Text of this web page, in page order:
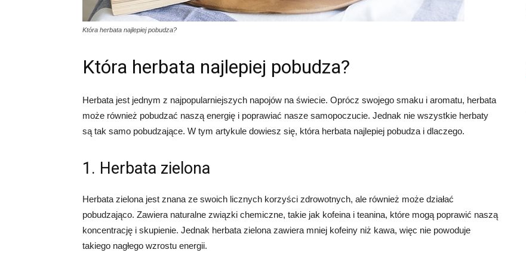
Która herbata najlepiej pobudza?
Która herbata najlepiej pobudza?
Herbata jest jednym z najpopularniejszych napojów na świecie. Oprócz swojego smaku i aromatu, herbata
może również pobudzać naszą energię i poprawiać nasze samopoczucie. Jednak nie wszystkie herbaty
są tak samo pobudzające. W tym artykule dowiesz się, która herbata najlepiej pobudza i dlaczego.
1. Herbata zielona
Herbata zielona jest znana ze swoich licznych korzyści zdrowotnych, ale również może działać
pobudzająco. Zawiera naturalne związki chemiczne, takie jak kofeina i teanina, które mogą poprawić naszą
koncentrację i skupienie. Jednak herbata zielona zawiera mniej kofeiny niż kawa, więc nie powoduje
takiego nagłego wzrostu energii.